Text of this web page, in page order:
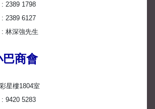
2389 1798
2389 6127
林深強先生
巴商會
星樓1804室
9420 5283